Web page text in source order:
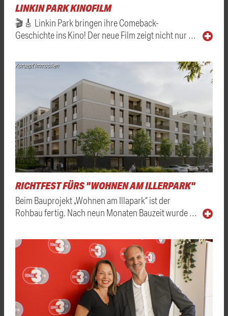
LINKIN PARK KINOFILM
🎬🎸 Linkin Park bringen ihre Comeback-
Geschichte ins Kino! Der neue Film zeigt nicht nur …
Konzept Immobilien
RICHTFEST FÜRS "WOHNEN AM ILLERPARK"
Beim Bauprojekt „Wohnen am Illapark“ ist der
Rohbau fertig. Nach neun Monaten Bauzeit wurde …